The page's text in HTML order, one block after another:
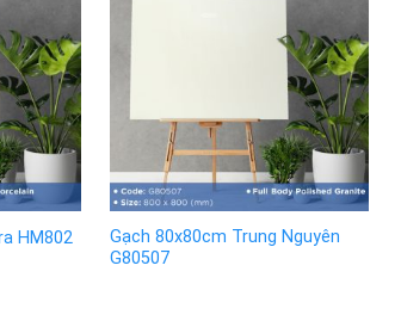
HM802
Gạch 80x80cm Trung Nguyên
G80507